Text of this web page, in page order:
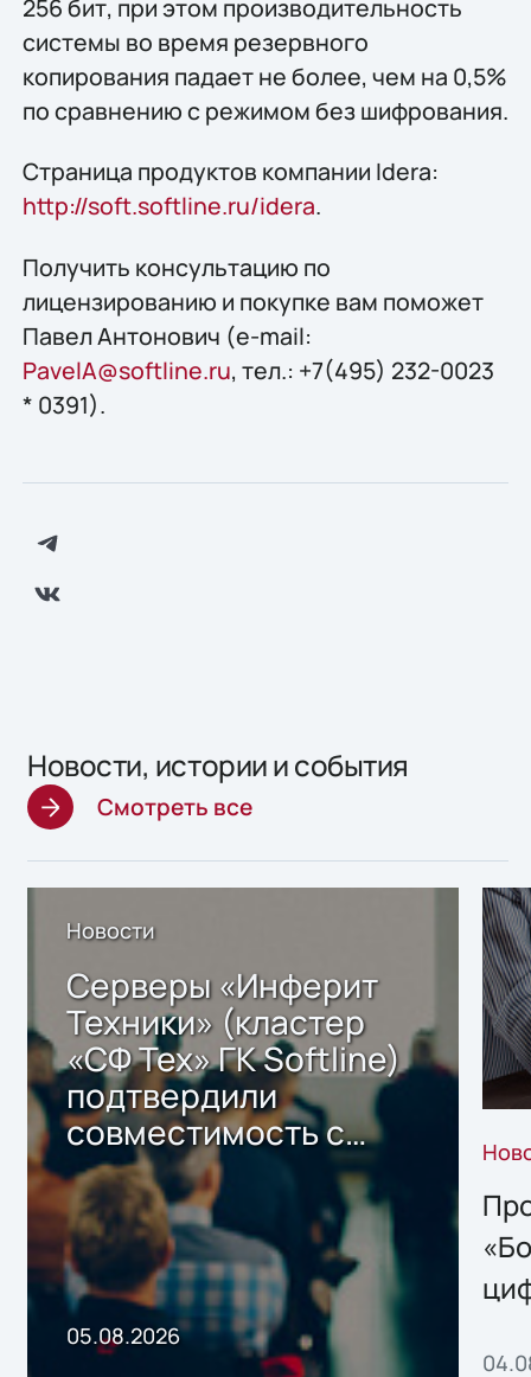
256 бит, при этом производительность
системы во время резервного
копирования падает не более, чем на 0,5%
по сравнению с режимом без шифрования.
Страница продуктов компании Idera:
http://soft.softline.ru/idera.
Получить конcультацию по
лицензированию и покупке вам поможет
Павел Антонович (e-mail:
PavelA@softline.ru, тел.: +7(495) 232-0023
* 0391).
Новости, истории и события
Смотреть все
Новости
Серверы «Инферит
Техники» (кластер
«СФ Тех» ГК Softline)
подтвердили
совместимость с
решением Sharx
Storage 2.x для
хранения данных
05.08.2026